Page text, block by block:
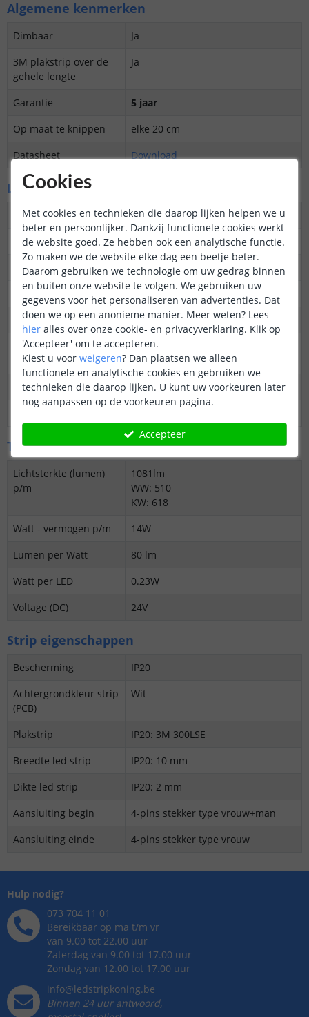
Algemene kenmerken
Dimbaar
Ja
3M plakstrip over de
gehele lengte
Ja
Garantie
5 jaar
Op maat te knippen
elke 20 cm
Datasheet
Download
LED's en licht
Aantal LED's p/m
30+30
Type LED
2835 SMD
Merk LED
Epistar
Stralingshoek
120 graden
Kleur
Warm wit + Koud wit
Kleurtemperatuur
(Kelvin)
2700K-6500K
CRI
± 90
Technische specificaties
Lichtsterkte (lumen)
p/m
1081lm
WW: 510
KW: 618
Watt - vermogen p/m
14W
Lumen per Watt
80 lm
Watt per LED
0.23W
Voltage (DC)
24V
Strip eigenschappen
Bescherming
IP20
Achtergrondkleur strip
(PCB)
Wit
Plakstrip
IP20: 3M 300LSE
Breedte led strip
IP20: 10 mm
Dikte led strip
IP20: 2 mm
Aansluiting begin
4-pins stekker type vrouw+man
Aansluiting einde
4-pins stekker type vrouw
Hulp nodig?
073 704 11 01
Bereikbaar op ma t/m vr
van 9.00 tot 22.00 uur
Zaterdag van 9.00 tot 17.00 uur
Zondag van 12.00 tot 17.00 uur
info@ledstripkoning.be
Binnen 24 uur antwoord,
Cookies
Met cookies en technieken die daarop lijken helpen we u
beter en persoonlijker. Dankzij functionele cookies werkt
de website goed. Ze hebben ook een analytische functie.
Zo maken we de website elke dag een beetje beter.
Daarom gebruiken we technologie om uw gedrag binnen
en buiten onze website te volgen. We gebruiken uw
gegevens voor het personaliseren van advertenties. Dat
doen we op een anonieme manier. Meer weten? Lees
hier alles over onze cookie- en privacyverklaring. Klik op
'Accepteer' om te accepteren.
Kiest u voor weigeren? Dan plaatsen we alleen
functionele en analytische cookies en gebruiken we
technieken die daarop lijken. U kunt uw voorkeuren later
nog aanpassen op de voorkeuren pagina.
Accepteer